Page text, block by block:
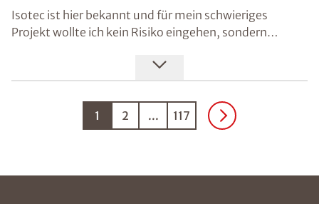
Isotec ist hier bekannt und für mein schwieriges
Projekt wollte ich kein Risiko eingehen, sondern
schlagendes Argument. Es passte. An meinem Haus
(Bj 1978) habe ich abdichten lassen. Wir hoffen aufs
Beste, muss nur noch trocknen.
1
2 ... 117